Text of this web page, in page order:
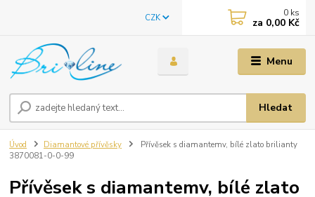
Menu
CZK
Hledat
0 ks
za 0,00 Kč
Úvod Diamantové přívěsky
Přívěsek s diamantemv, bílé zlato brilianty
3870081-0-0-99
Přívěsek s diamantemv, bílé zlato